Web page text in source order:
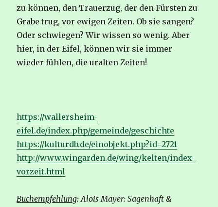
zu können, den Trauerzug, der den Fürsten zu
Grabe trug, vor ewigen Zeiten. Ob sie sangen?
Oder schwiegen? Wir wissen so wenig. Aber
hier, in der Eifel, können wir sie immer
wieder fühlen, die uralten Zeiten!
https://wallersheim-
eifel.de/index.php/gemeinde/geschichte
https://kulturdb.de/einobjekt.php?id=2721
http://www.wingarden.de/wing/kelten/index-
vorzeit.html
Buchempfehlung: Alois Mayer: Sagenhaft &